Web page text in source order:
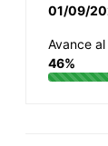
01/09/
Avance
46%